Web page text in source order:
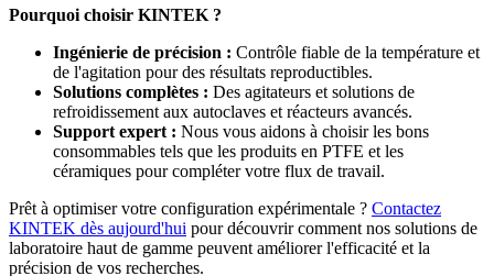
Pourquoi choisir KINTEK ?
Ingénierie de précision : Contrôle fiable de la température et
de l'agitation pour des résultats reproductibles.
Solutions complètes : Des agitateurs et solutions de
refroidissement aux autoclaves et réacteurs avancés.
Support expert : Nous vous aidons à choisir les bons
consommables tels que les produits en PTFE et les
céramiques pour compléter votre flux de travail.
Prêt à optimiser votre configuration expérimentale ? Contactez
KINTEK dès aujourd'hui pour découvrir comment nos solutions de
laboratoire haut de gamme peuvent améliorer l'efficacité et la
précision de vos recherches.